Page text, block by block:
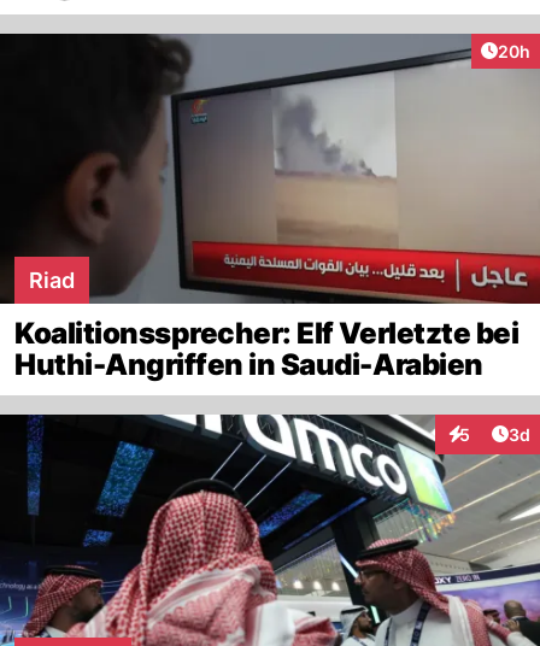
20h
Riad
Koalitionssprecher: Elf Verletzte bei
Huthi-Angriffen in Saudi-Arabien
5 3d